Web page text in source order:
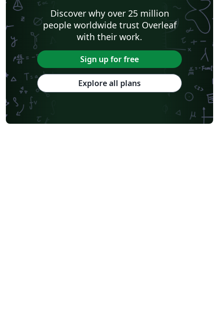
Discover why over 25 million
people worldwide trust Overleaf
with their work.
Sign up for free
Explore all plans